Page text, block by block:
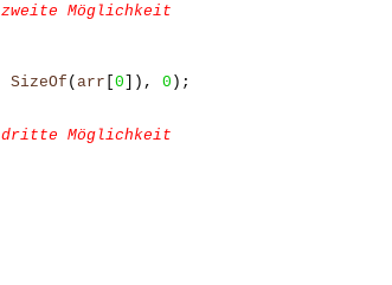
zweite Möglichkeit
SizeOf ( arr 0 ]), 0 );
dritte Möglichkeit